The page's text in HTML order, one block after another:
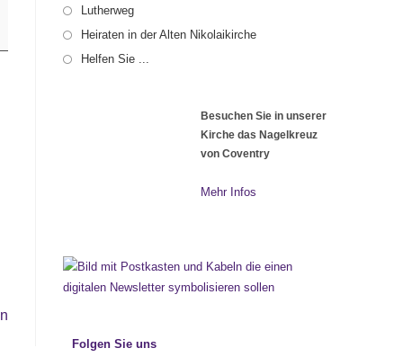
Lutherweg
Heiraten in der Alten Nikolaikirche
Helfen Sie ...
Besuchen Sie in unserer
Kirche das Nagelkreuz
von Coventry
Mehr Infos
Folgen Sie uns